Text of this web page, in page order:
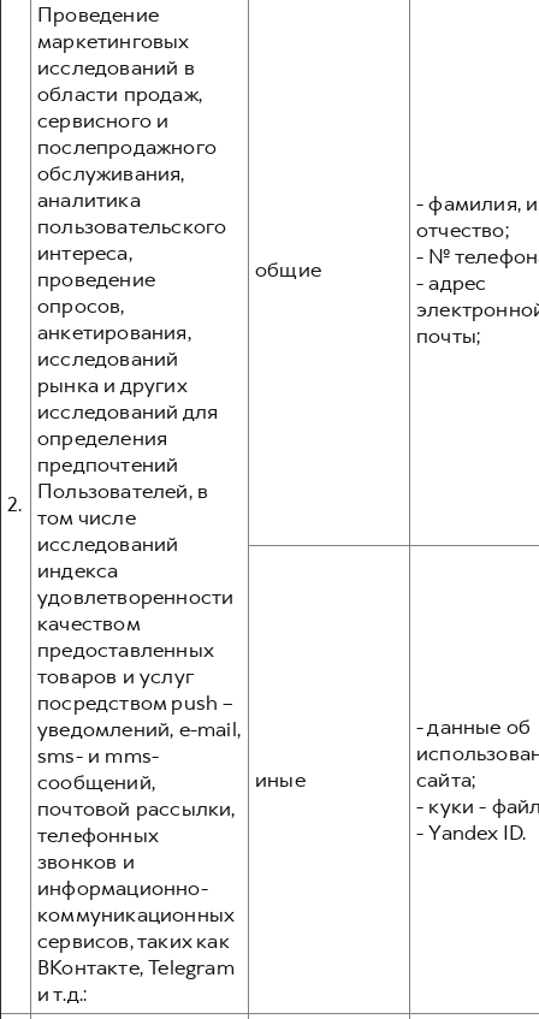
2.
Проведение
маркетинговых
исследований в
области продаж,
сервисного и
послепродажного
обслуживания,
аналитика
пользовательского
интереса,
проведение
опросов,
анкетирования,
исследований
рынка и других
исследований для
определения
предпочтений
Пользователей, в
том числе
исследований
индекса
удовлетворенности
качеством
предоставленных
товаров и услуг
посредством push –
уведомлений, e-mail,
sms- и mms-
сообщений,
почтовой рассылки,
телефонных
звонков и
информационно-
коммуникационных
сервисов, таких как
ВКонтакте, Telegram
и т.д.:
общие
- фамилия,
отчество;
- №
- адрес
почты;
иные
- данные об
сайта;
- куки -
- Yandex ID.